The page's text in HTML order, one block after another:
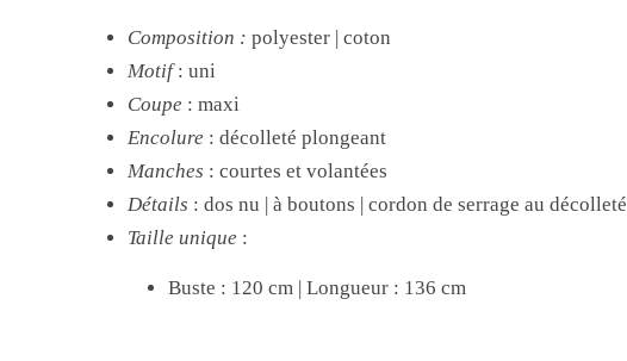
Composition :polyester | coton
Motif: uni
Coupe : maxi
Encolure : décolleté plongeant
Manches : courtes et volantées
Détails : dos nu | à boutons | cordon de serrage au décolleté
Taille unique :
Buste : 120 cm | Longueur : 136 cm